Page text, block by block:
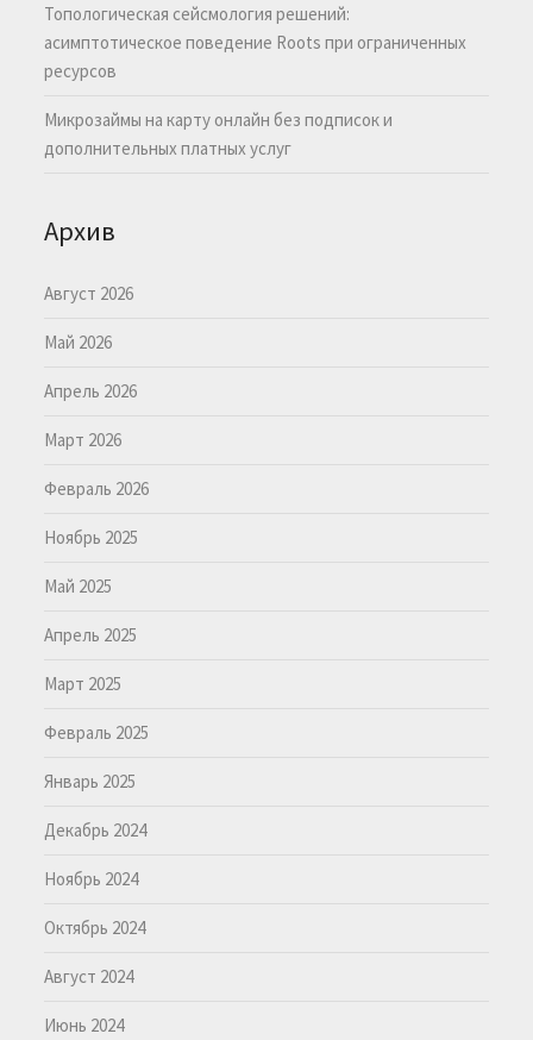
Топологическая сейсмология решений:
асимптотическое поведение Roots при ограниченных
ресурсов
Микрозаймы на карту онлайн без подписок и
дополнительных платных услуг
Архив
Август 2026
Май 2026
Апрель 2026
Март 2026
Февраль 2026
Ноябрь 2025
Май 2025
Апрель 2025
Март 2025
Февраль 2025
Январь 2025
Декабрь 2024
Ноябрь 2024
Октябрь 2024
Август 2024
Июнь 2024